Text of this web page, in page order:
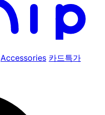
Accessories 카드특가